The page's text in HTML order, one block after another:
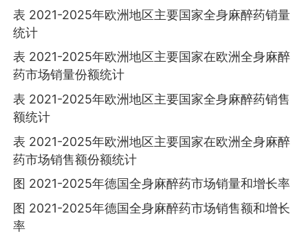
表 2021-2025年欧洲地区主要国家全身麻醉药销量
统计
表 2021-2025年欧洲地区主要国家在欧洲全身麻醉
药市场销量份额统计
表 2021-2025年欧洲地区主要国家全身麻醉药销售
额统计
表 2021-2025年欧洲地区主要国家在欧洲全身麻醉
药市场销售额份额统计
图 2021-2025年德国全身麻醉药市场销量和增长率
图 2021-2025年德国全身麻醉药市场销售额和增长
率